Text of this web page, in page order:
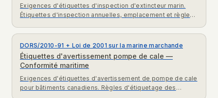
Exigences d'étiquettes d'inspection d'extincteur marin.
Étiquettes d'inspection annuelles, emplacement et règles
DORS/2010-91 + Loi de 2001 sur la marine marchande
Étiquettes d'avertissement pompe de cale —
Conformité maritime
Exigences d'étiquettes d'avertissement de pompe de cale
pour bâtiments canadiens. Règles d'étiquetage des